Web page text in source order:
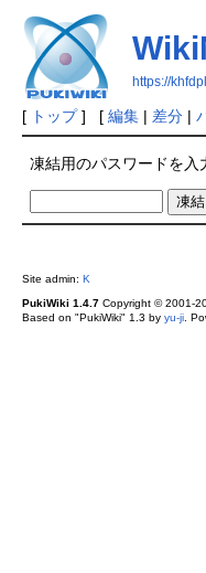
https://
[ トップ] [ 編集| 差分|
凍結用のパスワードを入
Site admin: K
PukiWiki 1.4.7Copyright © 2001-
Based on "PukiWiki" 1.3 by yu-ji.